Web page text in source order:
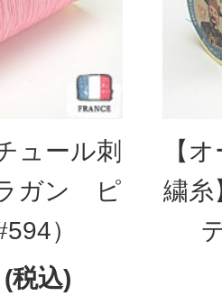
ュール刺
ガン ピ
）
(税込)
【
繍